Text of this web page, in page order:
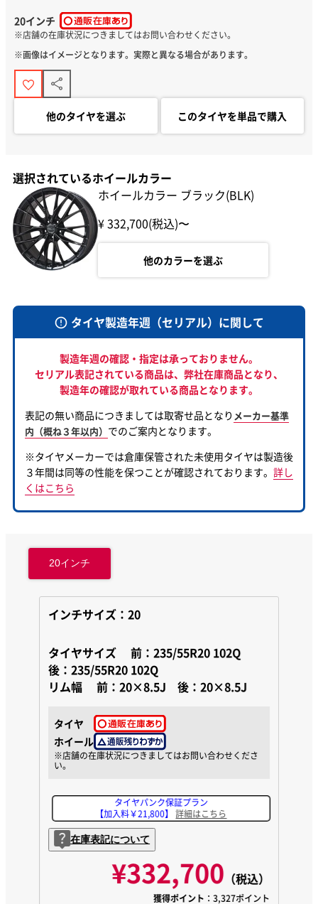
20インチ
※画像はイメージとなります。実際と異なる場合があります。
他のタイヤを選ぶ このタイヤを単品で購入
選択されているホイールカラー
ホイールカラー ブラック(BLK)
¥ 332,700(税込)〜
他のカラーを選ぶ
タイヤ製造年週（セリアル）に関して
製造年週の確認・指定は承っておりません。
セリアル表記されている商品は、 弊社在庫商品となり、
製造年の確認が取れている商品となります。
表記の無い商品につきましては取寄せ品となり メーカー基準
内（概ね３年以内） でのご案内となります。
※タイヤメーカーでは倉庫保管された未使用タイヤは製造後
３年間は同等の性能を保つことが確認されております。 詳し
くはこちら
20インチ
インチサイズ：20
タイヤサイズ前：235/55R20 102Q
後：235/55R20 102Q
リム幅前：20×8.5J 後：20×8.5J
タイヤ
ホイール
タイヤパンク保証プラン
【加入料￥21,800】詳細はこちら
在庫表記について
¥332,700 （税込）
獲得ポイント ：3,327ポイント